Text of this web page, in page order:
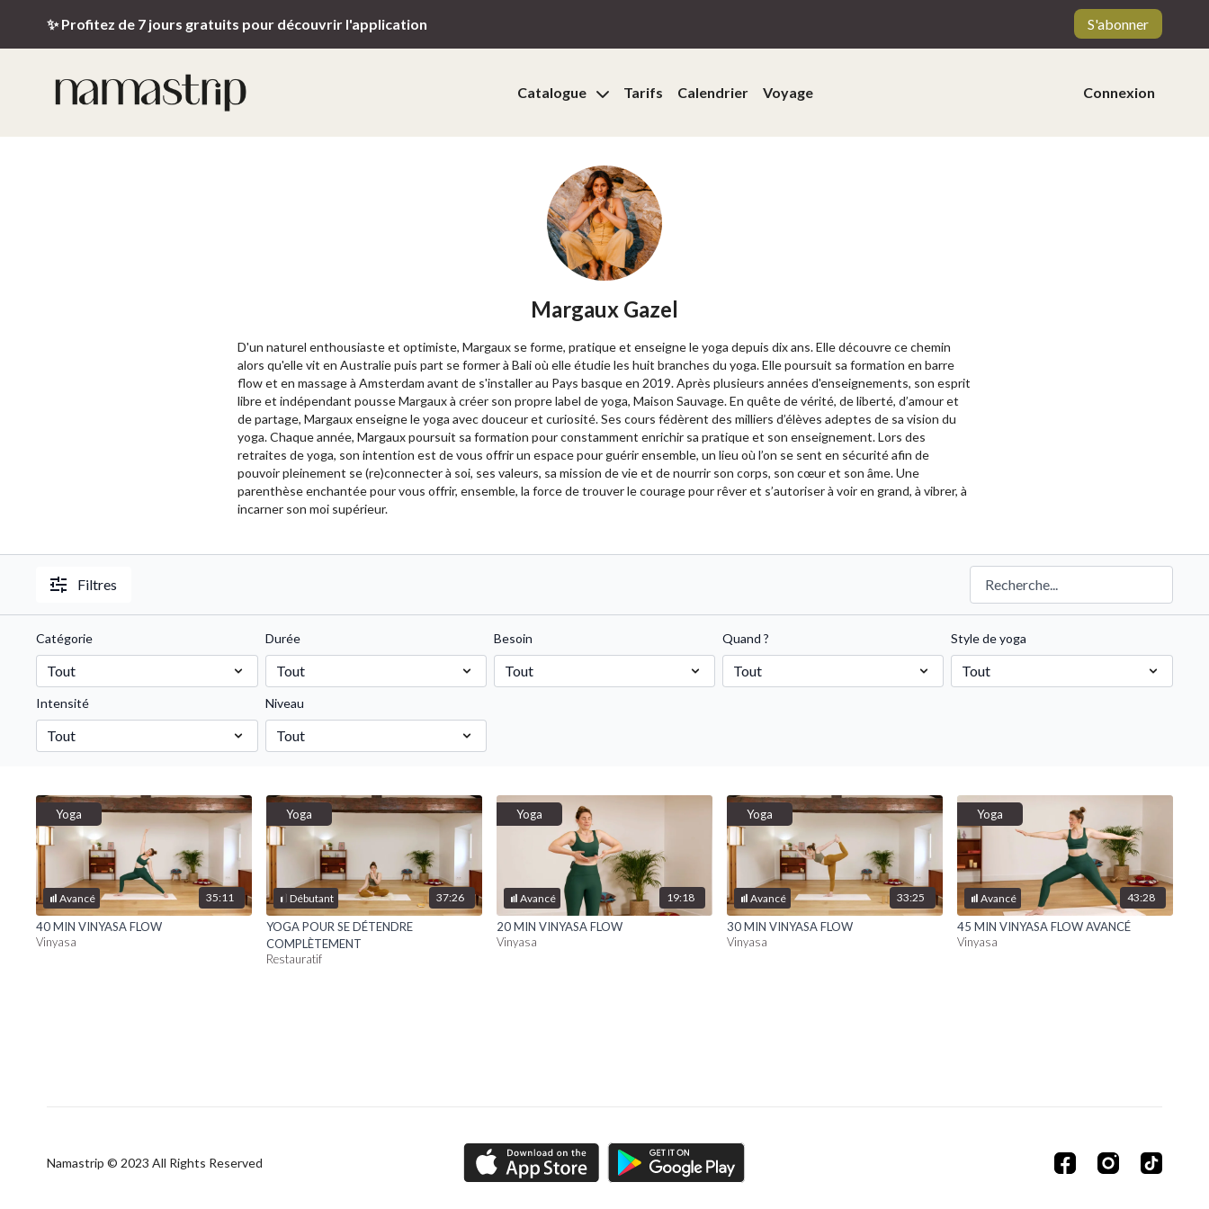
✨ Profitez de 7 jours gratuits pour découvrir l'application S'abonner
Catalogue Tarifs Calendrier Voyage Connexion
Margaux Gazel
D'un naturel enthousiaste et optimiste, Margaux se forme, pratique et enseigne le yoga depuis dix ans. Elle découvre ce chemin
alors qu'elle vit en Australie puis part se former à Bali où elle étudie les huit branches du yoga. Elle poursuit sa formation en barre
flow et en massage à Amsterdam avant de s'installer au Pays basque en 2019. Après plusieurs années d'enseignements, son esprit
libre et indépendant pousse Margaux à créer son propre label de yoga, Maison Sauvage. En quête de vérité, de liberté, d’amour et
de partage, Margaux enseigne le yoga avec douceur et curiosité. Ses cours fédèrent des milliers d’élèves adeptes de sa vision du
yoga. Chaque année, Margaux poursuit sa formation pour constamment enrichir sa pratique et son enseignement. Lors des
retraites de yoga, son intention est de vous offrir un espace pour guérir ensemble, un lieu où l’on se sent en sécurité afin de
pouvoir pleinement se (re)connecter à soi, ses valeurs, sa mission de vie et de nourrir son corps, son cœur et son âme. Une
parenthèse enchantée pour vous offrir, ensemble, la force de trouver le courage pour rêver et s’autoriser à voir en grand, à vibrer, à
incarner son moi supérieur.
Filtres
Catégorie Durée Besoin Quand ? Style de yoga
Intensité Niveau
Avancé
Yoga
35:11
40 MIN VINYASA FLOW
Vinyasa
Débutant
Yoga
37:26
YOGA POUR SE DÉTENDRE
COMPLÈTEMENT
Restauratif
Avancé
Yoga
19:18
20 MIN VINYASA FLOW
Vinyasa
Avancé
Yoga
33:25
30 MIN VINYASA FLOW
Vinyasa
Avancé
Yoga
43:28
45 MIN VINYASA FLOW AVANCÉ
Vinyasa
Namastrip © 2023 All Rights Reserved